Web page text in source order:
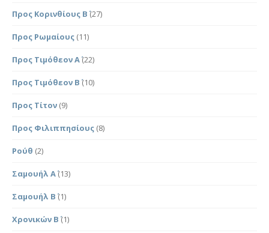
Προς Κορινθίους Β΄ (27)
Προς Ρωμαίους (11)
Προς Τιμόθεον Α΄(22)
Προς Τιμόθεον Β΄ (10)
Προς Τίτον (9)
Προς Φιλιππησίους (8)
Ρούθ (2)
Σαμουήλ Α΄(13)
Σαμουήλ Β΄ (1)
Χρονικών Β΄ (1)